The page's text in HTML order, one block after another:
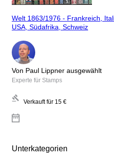
Welt 1863/1976 - Frankreich,
USA, Südafrika, Schweiz
Von Paul Lippner ausgewählt
Experte für Stamps
Verkauft für 15 €
Unterkategorien